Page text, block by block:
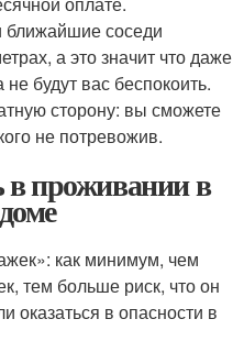
ближайшие соседи
а это значит что даже
будут вас беспокоить.
сторону: вы сможете
не потревожив.
в проживании в
как минимум, чем
тем больше риск, что он
оказаться в опасности в